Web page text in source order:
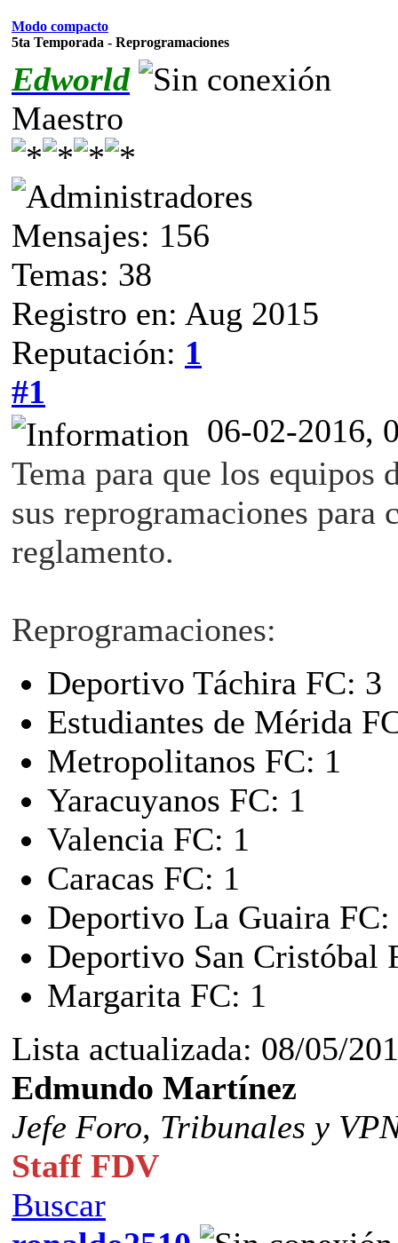
Modo compacto
5ta Temporada - Reprogramaciones
Edworld
Maestro
Mensajes: 156
Temas: 38
Registro en: Aug 2015
Reputación: 1
#1
06-02-2016,
Tema para que los equipos
sus reprogramaciones
reglamento.
Reprogramaciones:
Deportivo Táchira FC: 3
Estudiantes de Mérida
Metropolitanos FC: 1
Yaracuyanos FC: 1
Valencia FC: 1
Caracas FC: 1
Deportivo La Guaira FC:
Deportivo San Cristóbal
Margarita FC: 1
Lista actualizada: 08/05/
Edmundo Martínez
Jefe Foro, Tribunales y
Staff FDV
Buscar